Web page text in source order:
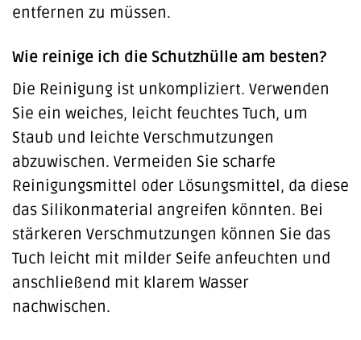
entfernen zu müssen.
Wie reinige ich die Schutzhülle am besten?
Die Reinigung ist unkompliziert. Verwenden
Sie ein weiches, leicht feuchtes Tuch, um
Staub und leichte Verschmutzungen
abzuwischen. Vermeiden Sie scharfe
Reinigungsmittel oder Lösungsmittel, da diese
das Silikonmaterial angreifen könnten. Bei
stärkeren Verschmutzungen können Sie das
Tuch leicht mit milder Seife anfeuchten und
anschließend mit klarem Wasser
nachwischen.